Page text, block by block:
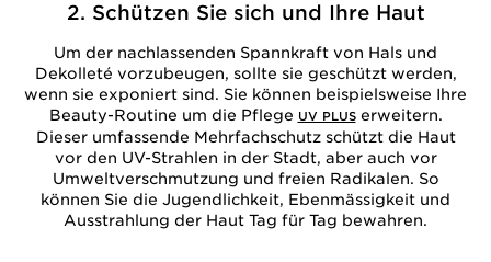
2. Schützen Sie sich und Ihre Haut
Um der nachlassenden Spannkraft von Hals und
Dekolleté vorzubeugen, sollte sie geschützt werden,
wenn sie exponiert sind. Sie können beispielsweise Ihre
Beauty-Routine um die Pflege UV PLUSerweitern.
Dieser umfassende Mehrfachschutz schützt die Haut
vor den UV-Strahlen in der Stadt, aber auch vor
Umweltverschmutzung und freien Radikalen. So
können Sie die Jugendlichkeit, Ebenmässigkeit und
Ausstrahlung der Haut Tag für Tag bewahren.